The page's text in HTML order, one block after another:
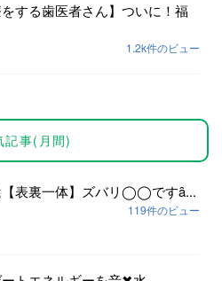
をする歯医者さん】ついに！福
1.2k件のビュー
記事(月間)
【表裏一体】ズバリ◯◯ですȃ...
119件のビュー